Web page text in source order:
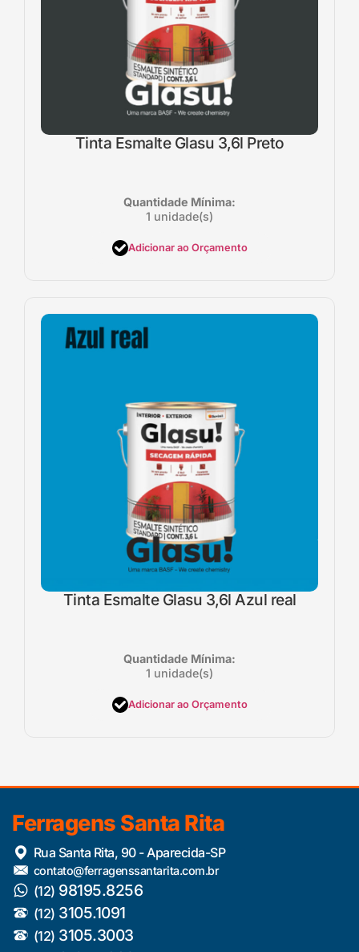
Tinta Esmalte Glasu 3,6l Preto
Quantidade Mínima:
1 unidade(s)
Adicionar ao Orçamento
Tinta Esmalte Glasu 3,6l Azul real
Quantidade Mínima:
1 unidade(s)
Adicionar ao Orçamento
Ferragens Santa Rita
Rua Santa Rita, 90 - Aparecida-SP
contato@ferragenssantarita.com.br
(12) 98195.8256
(12) 3105.1091
(12) 3105.3003